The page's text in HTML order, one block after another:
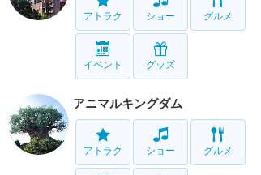
アトラク ショー グルメ
イベント グッズ
アニマルキングダム
アトラク ショー グルメ